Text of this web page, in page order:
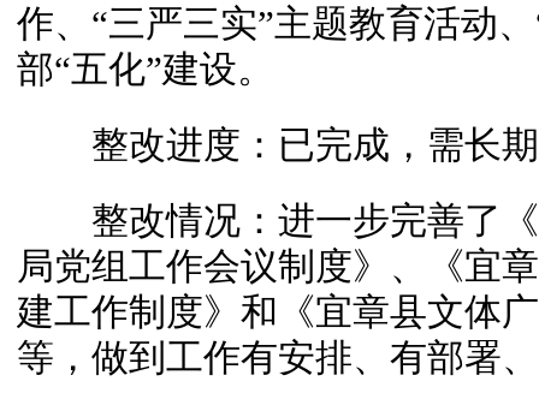
作、“三严三实”主题教育活动
部“五化”建设。
整改进度：已完成，需长
整改情况：进一步完善了《
局党组工作会议制度》、《宜
建工作制度》和《宜章县文体
等，做到工作有安排、有部署